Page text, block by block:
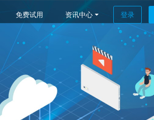
登录
免费试用 资讯中心